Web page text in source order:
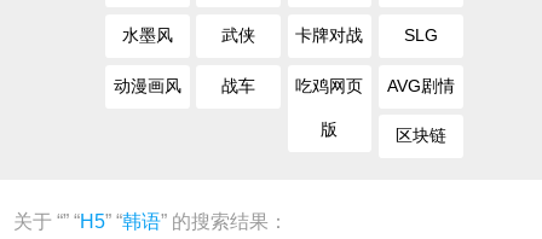
水墨风 武侠 卡牌对战 SLG
动漫画风 战车 吃鸡网页
版
AVG剧情
区块链
关于 “” “H5” “韩语” 的搜索结果：